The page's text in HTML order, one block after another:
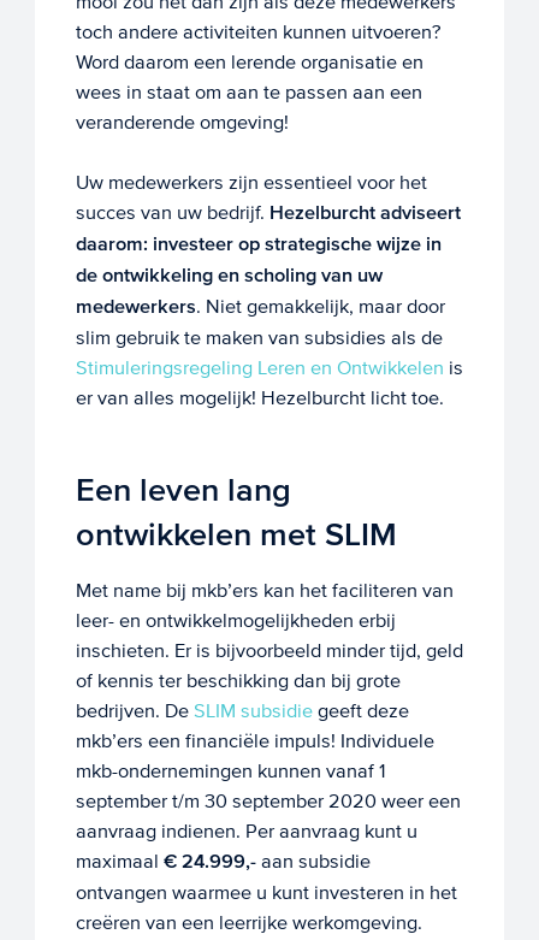
toch andere activiteiten kunnen uitvoeren?
Word daarom een lerende organisatie en
wees in staat om aan te passen aan een
veranderende omgeving!
Uw medewerkers zijn essentieel voor het
succes van uw bedrijf. Hezelburcht adviseert
daarom: investeer op strategische wijze in
de ontwikkeling en scholing van uw
medewerkers. Niet gemakkelijk, maar door
slim gebruik te maken van subsidies als de
Stimuleringsregeling Leren en Ontwikkelen is
er van alles mogelijk! Hezelburcht licht toe.
Een leven lang
ontwikkelen met SLIM
Met name bij mkb’ers kan het faciliteren van
leer- en ontwikkelmogelijkheden erbij
inschieten. Er is bijvoorbeeld minder tijd, geld
of kennis ter beschikking dan bij grote
bedrijven. De SLIM subsidie geeft deze
mkb’ers een financiële impuls! Individuele
mkb-ondernemingen kunnen vanaf 1
september t/m 30 september 2020 weer een
aanvraag indienen. Per aanvraag kunt u
maximaal € 24.999,-aan subsidie
ontvangen waarmee u kunt investeren in het
creëren van een leerrijke werkomgeving.